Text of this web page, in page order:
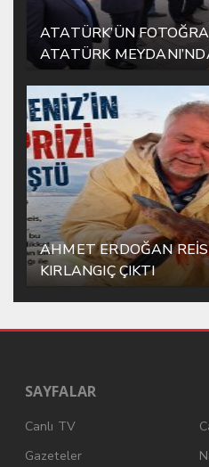
ATATÜRK’ÜN
ATATÜRK
YAŞATILIYOR
AHMET ERDOĞAN
KIRLANGIÇ ÇIKTI
SAYFALAR
Canlı TV
Gazeteler